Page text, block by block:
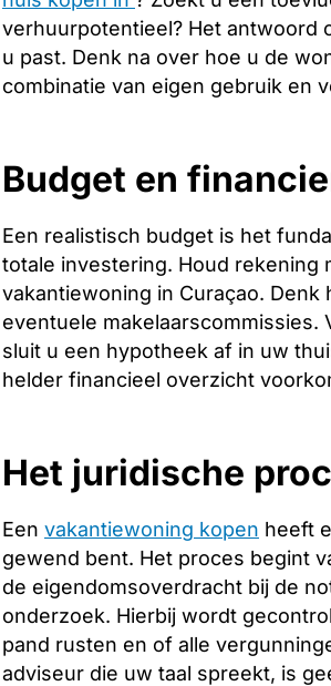
verhuurpotentieel? Het antwoord
u past. Denk na over hoe u de
combinatie van eigen gebruik en
Budget en
Een realistisch budget is het
totale investering. Houd rekening
vakantiewoning in Curaçao.
eventuele makelaarscommissies.
sluit u een hypotheek af in uw
helder financieel overzicht
Het juridische
Een vakantiewoning kopen heeft
gewend bent. Het proces begint
de eigendomsoverdracht bij de
onderzoek. Hierbij wordt
pand rusten en of alle
adviseur die uw taal spreekt, is